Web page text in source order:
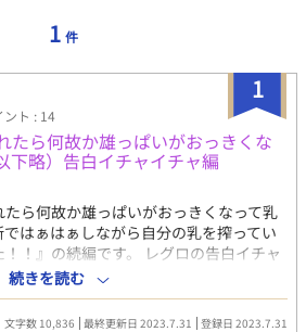
1 件
1
ト : 14
たら何故か雄っぱいがおっきくな
下略）告白イチャイチャ編
たら何故か雄っぱいがおっきくなって乳
はぁはぁしながら自分の乳を搾ってい
！』の続編です。 レグロの告白イチャ
す。 ※ムーンライトノベルズさんでも
続きを読む
文字数 10,836 最終更新日 2023.7.31 登録日 2023.7.31